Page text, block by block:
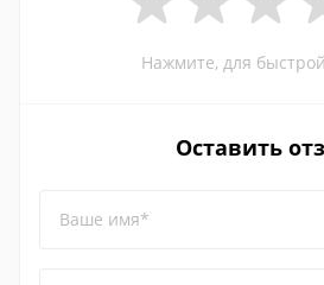
Нажмите, для
Оставить
Ваше имя*